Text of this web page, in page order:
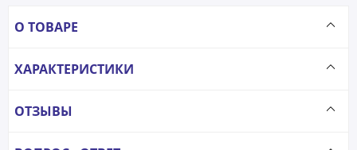
О ТОВАРЕ
ХАРАКТЕРИСТИКИ
ОТЗЫВЫ